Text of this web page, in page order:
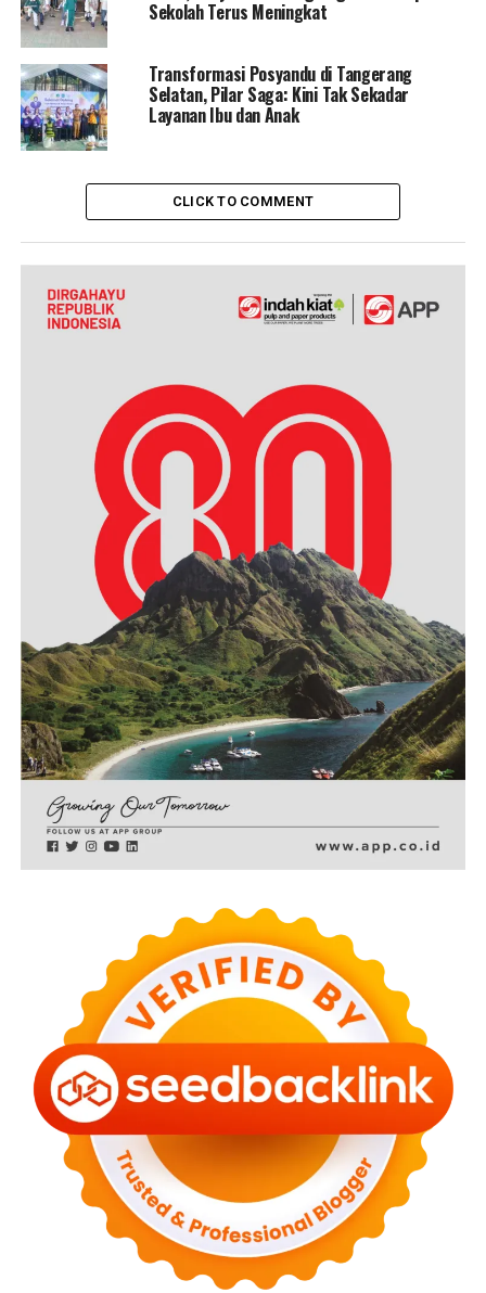
Sekolah Terus Meningkat
Transformasi Posyandu di Tangerang
Selatan, Pilar Saga: Kini Tak Sekadar
Layanan Ibu dan Anak
CLICK TO COMMENT